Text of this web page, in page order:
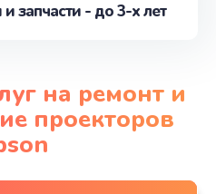
запчасти - до 3-х лет
на ремонт и
проекторов